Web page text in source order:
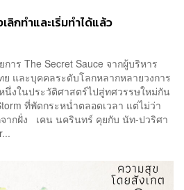
กทำและเริ่มทำได้แล้ว
าร The Secret Sauce จากผู้บริหาร
ย และบุคคลระดับโลกหลากหลายวงการ
นึ่งในประวัติศาสตร์ไปสู่ทศวรรษใหม่กัน
ที่พัดกระหน่ำตลอดเวลา แต่ไม่ว่า
จากฝั่ง เคน นครินทร์ คุยกับ นัท-ปวริศา